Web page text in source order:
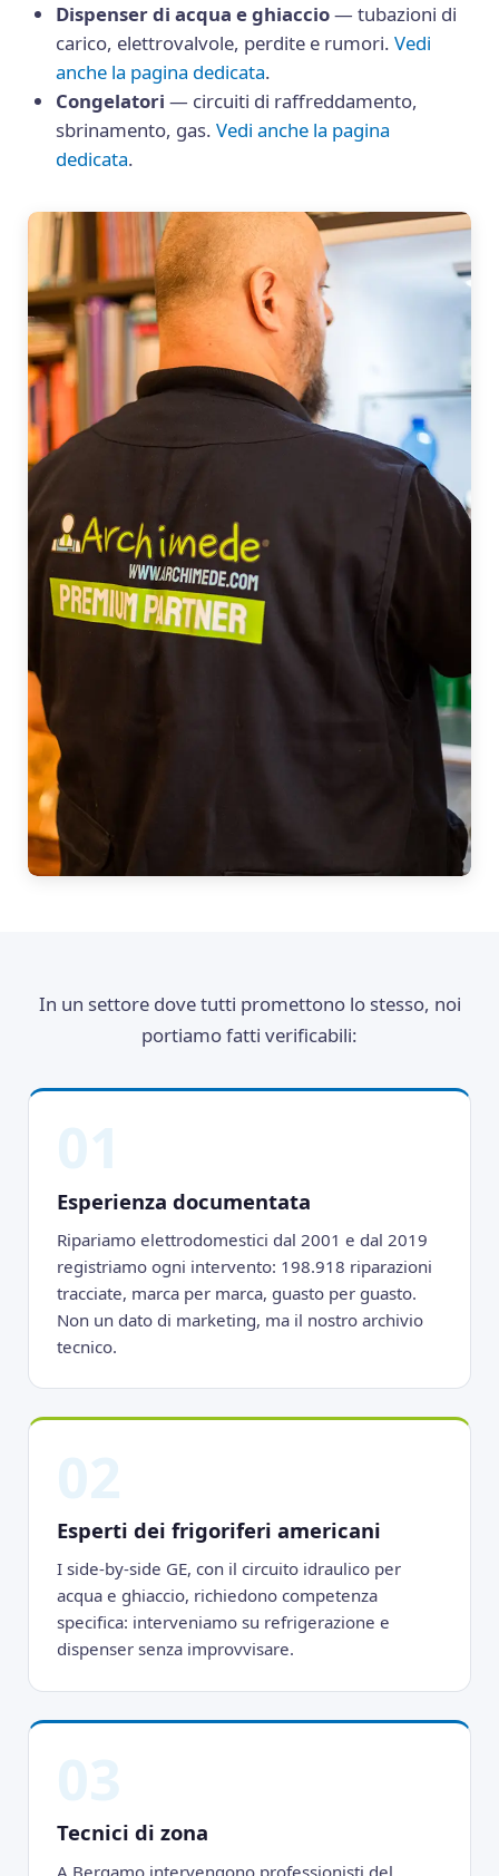
Dispenser di acqua e ghiaccio— tubazioni di
carico, elettrovalvole, perdite e rumori.Vedi
anche la pagina dedicata.
Congelatori — circuiti di raffreddamento,
sbrinamento, gas.Vedi anche la pagina
dedicata.
In un settore dove tutti promettono lo stesso, noi
portiamo fatti verificabili:
Esperienza documentata
Ripariamo elettrodomestici dal 2001 e dal 2019
registriamo ogni intervento: 198.918 riparazioni
tracciate, marca per marca, guasto per guasto.
Non un dato di marketing, ma il nostro archivio
tecnico.
Esperti dei frigoriferi americani
I side-by-side GE, con il circuito idraulico per
acqua e ghiaccio, richiedono competenza
specifica: interveniamo su refrigerazione e
dispenser senza improvvisare.
Tecnici di zona
A Bergamo intervengono professionisti del